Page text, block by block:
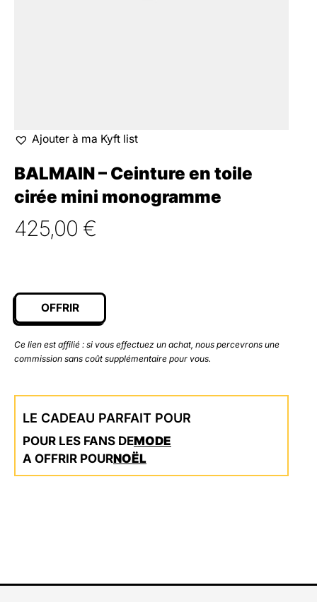
Ajouter à ma Kyft list
BALMAIN – Ceinture en toile
cirée mini monogramme
425,00 €
OFFRIR
Ce lien est affilié : si vous effectuez un achat, nous percevrons une
commission sans coût supplémentaire pour vous.
LE CADEAU PARFAIT POUR
POUR LES FANS DEMODE
A OFFRIR POURNOËL